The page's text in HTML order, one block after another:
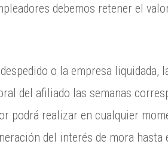
debemos retener el
o la empresa liquidada,
del afiliado las semanas
podrá realizar en cualquier
del interés de mora hasta